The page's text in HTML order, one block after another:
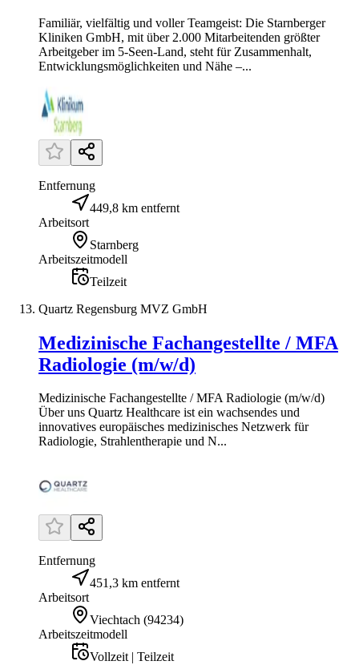
Familiär, vielfältig und voller Teamgeist: Die Starnberger
Kliniken GmbH, mit über 2.000 Mitarbeitenden größter
Arbeitgeber im 5-Seen-Land, steht für Zusammenhalt,
Entwicklungsmöglichkeiten und Nähe –...
Entfernung
449,8 km entfernt
Arbeitsort
Starnberg
Arbeitszeitmodell
Teilzeit
Quartz Regensburg MVZ GmbH
Medizinische Fachangestellte / MFA
Radiologie (m/w/d)
Medizinische Fachangestellte / MFA Radiologie (m/w/d)
Über uns Quartz Healthcare ist ein wachsendes und
innovatives europäisches medizinisches Netzwerk für
Radiologie, Strahlentherapie und N...
Entfernung
451,3 km entfernt
Arbeitsort
Viechtach (94234)
Arbeitszeitmodell
Vollzeit | Teilzeit